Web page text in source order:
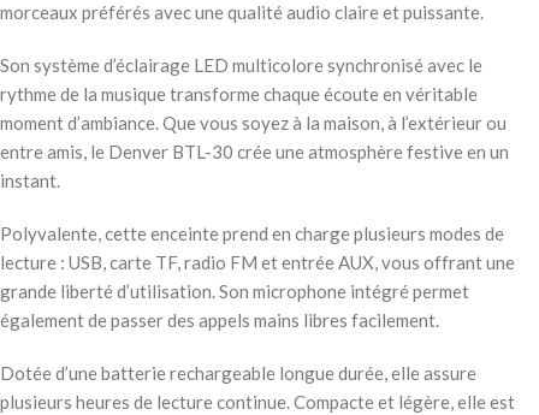
morceaux préférés avec une qualité audio claire et puissante.
Son système d’éclairage LED multicolore synchronisé avec le
rythme de la musique transforme chaque écoute en véritable
moment d’ambiance. Que vous soyez à la maison, à l’extérieur ou
entre amis, le Denver BTL-30 crée une atmosphère festive en un
instant.
Polyvalente, cette enceinte prend en charge plusieurs modes de
lecture : USB, carte TF, radio FM et entrée AUX, vous offrant une
grande liberté d’utilisation. Son microphone intégré permet
également de passer des appels mains libres facilement.
Dotée d’une batterie rechargeable longue durée, elle assure
plusieurs heures de lecture continue. Compacte et légère, elle est